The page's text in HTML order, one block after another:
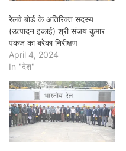
रेलवे बोर्ड के अतिरिक्त सदस्य
(उत्पादन इकाई) श्री संजय कुमार
पंकज का बरेका निरीक्षण
April 4, 2024
In "देश"